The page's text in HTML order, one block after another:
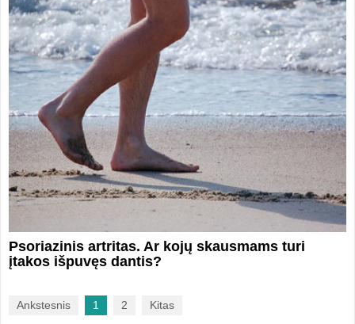
Psoriazinis artritas. Ar kojų skausmams turi
įtakos išpuvęs dantis?
Ankstesnis 1 2 Kitas